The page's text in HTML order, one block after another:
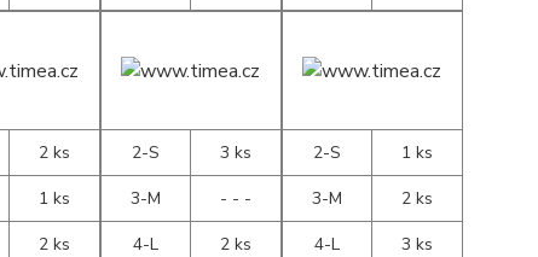
2 ks
1 ks
2 ks
2-S
3 ks
3-M
- - -
4-L
2 ks
2-S
1 ks
3-M
2 ks
4-L
3 ks